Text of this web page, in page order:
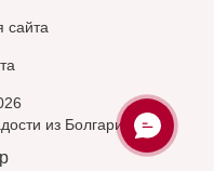
сайта
из Болгарии